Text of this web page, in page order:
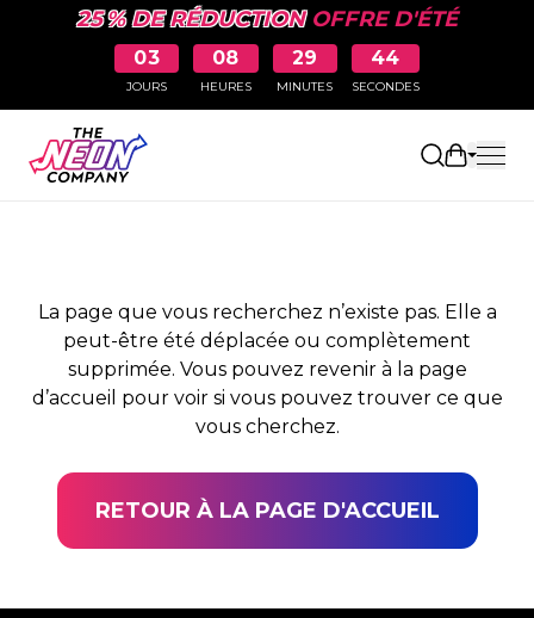
25 % DE RÉDUCTIONOFFRE D'ÉTÉ
03
JOURS
08
HEURES
29
MINUTES
44
SECONDES
Ouvrir le
PAGE NON TROUVÉE
La page que vous recherchez n’existe pas. Elle a
peut-être été déplacée ou complètement
supprimée. Vous pouvez revenir à la page
d’accueil pour voir si vous pouvez trouver ce que
vous cherchez.
RETOUR À LA PAGE D'ACCUEIL